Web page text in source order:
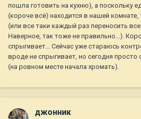
пошла готовить на кухню), а поскольку
(короче всё) находится в нашей комнате,
(или все таки каждый раз переносить
Наверное, так тоже не правильно...).
спрыгивает... Сейчас уже стараюсь
вроде не спрыгивает, но сегодня просто
(на ровном месте начала хромать).
джонник